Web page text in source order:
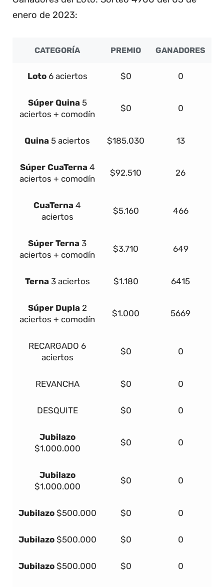
enero de 2023:
CATEGORÍA PREMIO GANADORES
Loto 6 aciertos $0 0
Súper Quina 5
aciertos + comodín
$0 0
Quina 5 aciertos $185.030 13
Súper CuaTerna 4
aciertos + comodín
$92.510 26
CuaTerna 4
aciertos
$5.160 466
Súper Terna 3
aciertos + comodín
$3.710 649
Terna 3 aciertos $1.180 6415
Súper Dupla 2
aciertos + comodín
$1.000 5669
RECARGADO 6
aciertos
$0 0
REVANCHA $0 0
DESQUITE $0 0
Jubilazo
$1.000.000
$0 0
Jubilazo
$1.000.000
$0 0
Jubilazo $500.000 $0 0
Jubilazo $500.000 $0 0
Jubilazo $500.000 $0 0